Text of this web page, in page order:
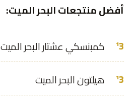
أفضل منتجعات البحر الميت:
كمبنسكي عشتار البحر الميت
هيلتون البحر الميت